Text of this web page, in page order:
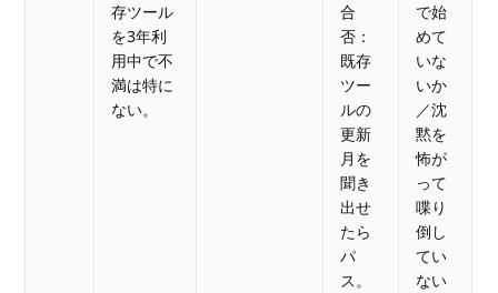
存ツール
を3年利
用中で不
満は特に
ない。
合
否：
既存
ツー
ルの
更新
月を
聞き
出せ
たら
パ
ス。
で始
めて
いな
いか
／沈
黙を
怖が
って
喋り
倒し
てい
ない